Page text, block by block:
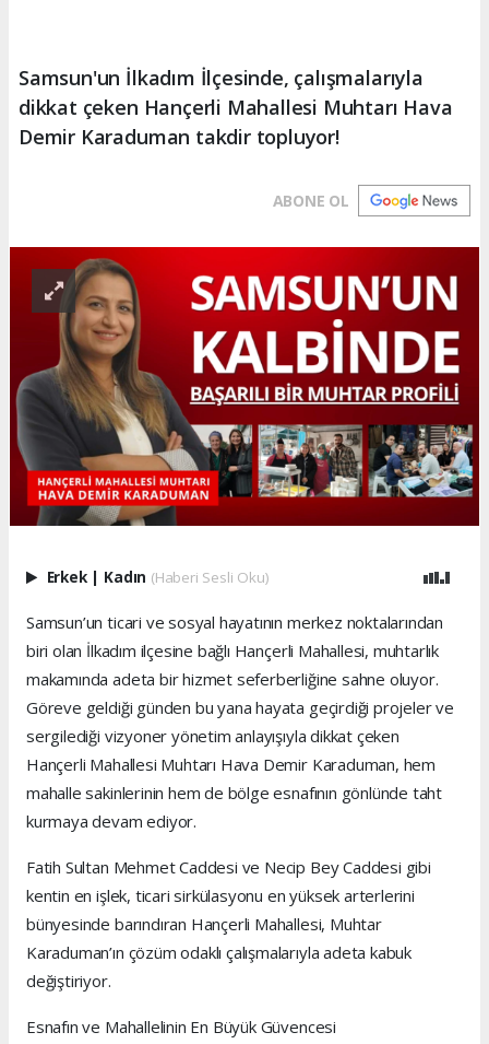
Samsun'un İlkadım İlçesinde, çalışmalarıyla
dikkat çeken Hançerli Mahallesi Muhtarı Hava
Demir Karaduman takdir topluyor!
ABONE OL
Erkek | Kadın (Haberi Sesli Oku)
Samsun’un ticari ve sosyal hayatının merkez noktalarından
biri olan İlkadım ilçesine bağlı Hançerli Mahallesi, muhtarlık
makamında adeta bir hizmet seferberliğine sahne oluyor.
Göreve geldiği günden bu yana hayata geçirdiği projeler ve
sergilediği vizyoner yönetim anlayışıyla dikkat çeken
Hançerli Mahallesi Muhtarı Hava Demir Karaduman, hem
mahalle sakinlerinin hem de bölge esnafının gönlünde taht
kurmaya devam ediyor.
Fatih Sultan Mehmet Caddesi ve Necip Bey Caddesi gibi
kentin en işlek, ticari sirkülasyonu en yüksek arterlerini
bünyesinde barındıran Hançerli Mahallesi, Muhtar
Karaduman’ın çözüm odaklı çalışmalarıyla adeta kabuk
değiştiriyor.
Esnafın ve Mahallelinin En Büyük Güvencesi